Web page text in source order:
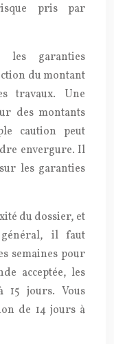
pris par
les garanties
du montant
travaux. Une
des montants
caution peut
envergure. Il
les garanties
du dossier, et
il faut
semaines pour
acceptée, les
15 jours. Vous
de 14 jours à